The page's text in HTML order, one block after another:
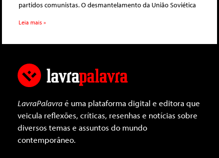
partidos comunistas. O desmantelamento da União Soviética
Leia mais »
LavraPalavraé uma plataforma digital e editora que
veicula reflexões, críticas, resenhas e notícias sobre
diversos temas e assuntos do mundo
contemporâneo.